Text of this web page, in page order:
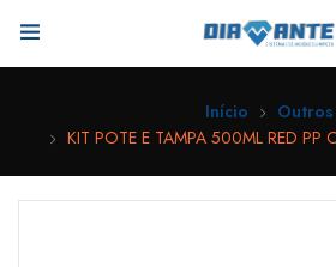
Início
Outros
KIT POTE E TAMPA 500ML RED PP